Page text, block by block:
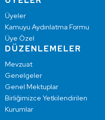
Üyeler
Kamuyu Aydınlatma Formu
Üye Özel
DÜZENLEMELER
Mevzuat
Genelgeler
Genel Mektuplar
Birliğimizce Yetkilendirilen
Kurumlar